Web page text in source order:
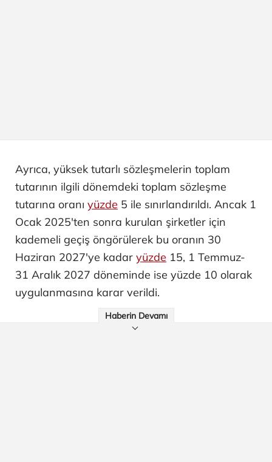
Ayrıca, yüksek tutarlı sözleşmelerin toplam
tutarının ilgili dönemdeki toplam sözleşme
tutarına oranı yüzde 5 ile sınırlandırıldı. Ancak 1
Ocak 2025'ten sonra kurulan şirketler için
kademeli geçiş öngörülerek bu oranın 30
Haziran 2027'ye kadar yüzde 15, 1 Temmuz-
31 Aralık 2027 döneminde ise yüzde 10 olarak
uygulanmasına karar verildi.
Haberin Devamı